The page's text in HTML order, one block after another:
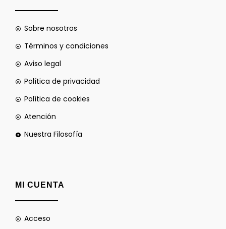
Sobre nosotros
Términos y condiciones
Aviso legal
Política de privacidad
Política de cookies
Atención
Nuestra Filosofía
MI CUENTA
Acceso